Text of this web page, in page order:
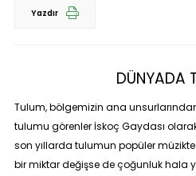
Yazdır
DÜNYADA
Tulum, bölgemizin ana
tulumu görenler İskoç Gaydası
son yıllarda tulumun popüler
bir miktar değişse de çoğunluk hala